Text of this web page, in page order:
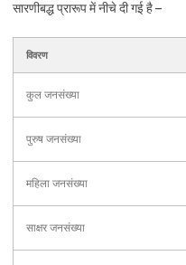
सारणीबद्ध प्रारूप में नीचे दी गई है –
विवरण
कुल जनसंख्या
पुरुष जनसंख्या
महिला जनसंख्या
साक्षर जनसंख्या